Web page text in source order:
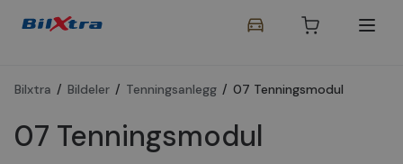
Bilxtra / Bildeler / Tenningsanlegg / 07 Tenningsmodul
07 Tenningsmodul